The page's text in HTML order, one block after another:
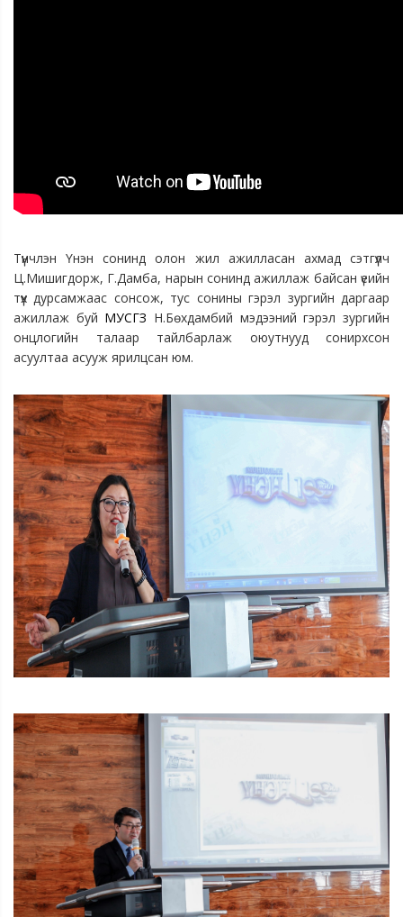
Түүнчлэн Үнэн сонинд олон жил ажилласан ахмад сэтгүүлч
Ц.Мишигдорж, Г.Дамба, нарын сонинд ажиллаж байсан үеийн
түүх дурсамжаас сонсож, тус сонины гэрэл зургийн даргаар
ажиллаж буй МУСГЗ Н.Бөхдамбий мэдээний гэрэл зургийн
онцлогийн талаар тайлбарлаж оюутнууд сонирхсон
асуултаа асууж ярилцсан юм.